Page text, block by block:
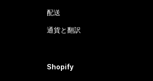
配送
通貨と翻訳
Shopify